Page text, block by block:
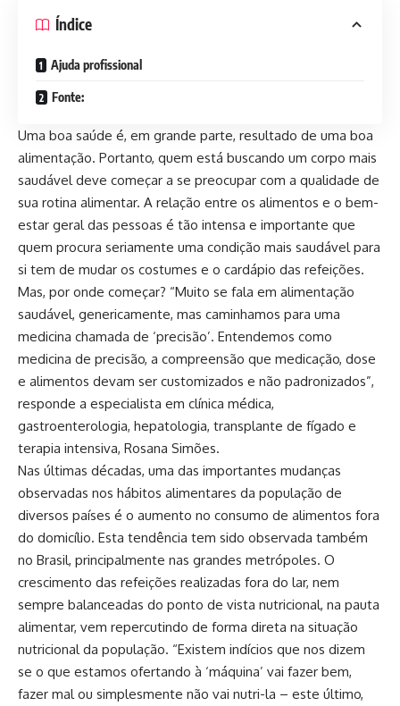
Índice
Ajuda profissional
Fonte:
Uma boa saúde é, em grande parte, resultado de uma boa
alimentação. Portanto, quem está buscando um corpo mais
saudável deve começar a se preocupar com a qualidade de
sua rotina alimentar. A relação entre os alimentos e o bem-
estar geral das pessoas é tão intensa e importante que
quem procura seriamente uma condição mais saudável para
si tem de mudar os costumes e o cardápio das refeições.
Mas, por onde começar? “Muito se fala em alimentação
saudável, genericamente, mas caminhamos para uma
medicina chamada de ‘precisão’. Entendemos como
medicina de precisão, a compreensão que medicação, dose
e alimentos devam ser customizados e não padronizados”,
responde a especialista em clínica médica,
gastroenterologia, hepatologia, transplante de fígado e
terapia intensiva, Rosana Simões.
Nas últimas décadas, uma das importantes mudanças
observadas nos hábitos alimentares da população de
diversos países é o aumento no consumo de alimentos fora
do domicílio. Esta tendência tem sido observada também
no Brasil, principalmente nas grandes metrópoles. O
crescimento das refeições realizadas fora do lar, nem
sempre balanceadas do ponto de vista nutricional, na pauta
alimentar, vem repercutindo de forma direta na situação
nutricional da população. “Existem indícios que nos dizem
se o que estamos ofertando à ‘máquina’ vai fazer bem,
fazer mal ou simplesmente não vai nutri-la – este último,